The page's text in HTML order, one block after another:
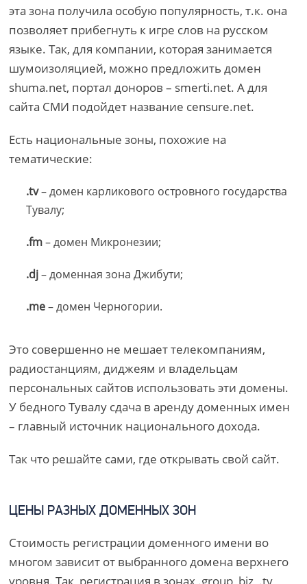
эта зона получила особую популярность, т.к. она
позволяет прибегнуть к игре слов на русском
языке. Так, для компании, которая занимается
шумоизоляцией, можно предложить домен
shuma.net, портал доноров – smerti.net. А для
сайта СМИ подойдет название censure.net.
Есть национальные зоны, похожие на
тематические:
.tv– домен карликового островного государства
Тувалу;
.fm– домен Микронезии;
.dj– доменная зона Джибути;
.me– домен Черногории.
Это совершенно не мешает телекомпаниям,
радиостанциям, диджеям и владельцам
персональных сайтов использовать эти домены.
У бедного Тувалу сдача в аренду доменных имен
– главный источник национального дохода.
Так что решайте сами, где открывать свой сайт.
ЦЕНЫ РАЗНЫХ ДОМЕННЫХ ЗОН
Стоимость регистрации доменного имени во
многом зависит от выбранного домена верхнего